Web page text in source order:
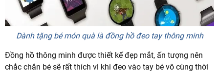
Dành tặng bé món quà là đồng hồ đeo tay thông minh
Đồng hồ thông minh được thiết kế đẹp mắt, ấn tượng nên
chắc chắn bé sẽ rất thích vì khi đeo vào tay bé vô cùng thời